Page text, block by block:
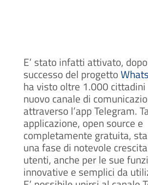
E’ stato infatti attivato,
successo del progetto
ha visto oltre 1.000
nuovo canale di
attraverso l’app Telegram.
applicazione, open source e
completamente gratuita,
una fase di notevole
utenti, anche per le sue
innovative e semplici da